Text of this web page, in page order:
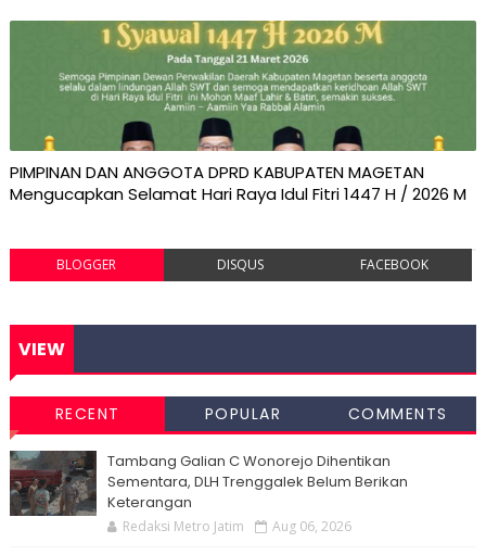
PIMPINAN DAN ANGGOTA DPRD KABUPATEN MAGETAN
Mengucapkan Selamat Hari Raya Idul Fitri 1447 H / 2026 M
BLOGGER DISQUS FACEBOOK
VIEW
RECENT POPULAR COMMENTS
Tambang Galian C Wonorejo Dihentikan
Sementara, DLH Trenggalek Belum Berikan
Keterangan
Redaksi Metro Jatim Aug 06, 2026